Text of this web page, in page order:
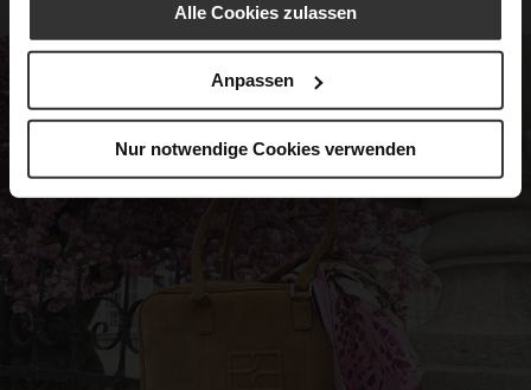
Alle Cookies zulassen
Anpassen
Nur notwendige Cookies verwenden